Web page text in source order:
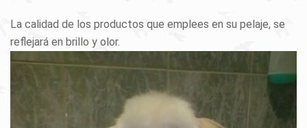
La calidad de los productos que emplees en su pelaje, se
reflejará en brillo y olor.